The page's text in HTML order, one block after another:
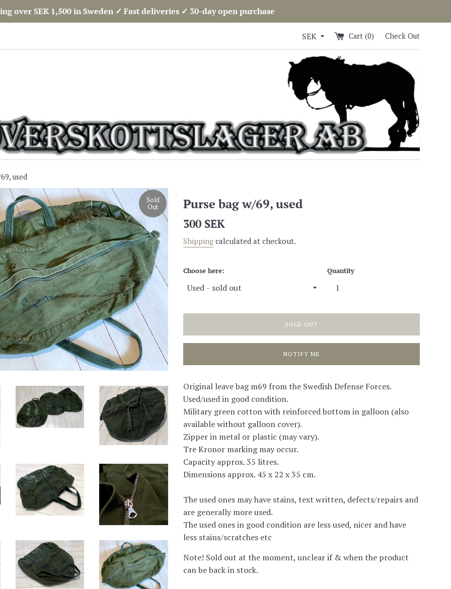
over SEK 1,500 in Sweden ✓ Fast deliveries ✓ 30-day open purchase
Cart (0) Check Out
used
Sold
Out Purse bag w/69, used
Regular
300 SEK
Shipping calculated at checkout.
Choose here: Quantity
SOLD OUT
NOTIFY ME
Original leave bag m69 from the Swedish Defense Forces.
Used/used in good condition.
Military green cotton with reinforced bottom in galloon (also
available without galloon cover).
Zipper in metal or plastic (may vary).
Tre Kronor marking may occur.
Capacity approx. 35 litres.
Dimensions approx. 45 x 22 x 35 cm.
The used ones may have stains, text written, defects/repairs and
are generally more used.
The used ones in good condition are less used, nicer and have
less stains/scratches etc
Note! Sold out at the moment, unclear if & when the product
can be back in stock.